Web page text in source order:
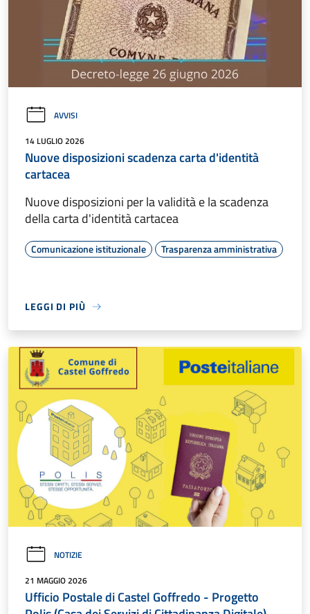
AVVISI
14 LUGLIO 2026
Nuove disposizioni scadenza carta d'identità
cartacea
Nuove disposizioni per la validità e la scadenza
della carta d'identità cartacea
Comunicazione istituzionale Trasparenza amministrativa
LEGGI DI PIÙ
NOTIZIE
21 MAGGIO 2026
Ufficio Postale di Castel Goffredo - Progetto